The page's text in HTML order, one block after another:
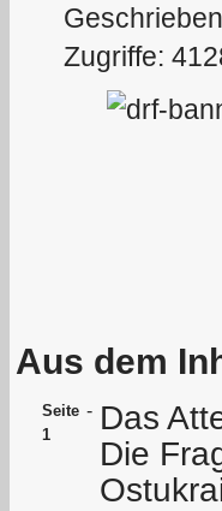
Zugriffe:
Aus dem
Seite
1
- Das
Die